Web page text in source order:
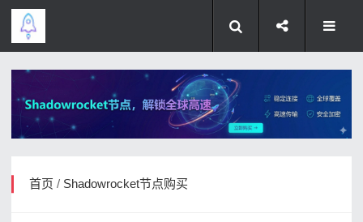
首页 / Shadowrocket节点购买